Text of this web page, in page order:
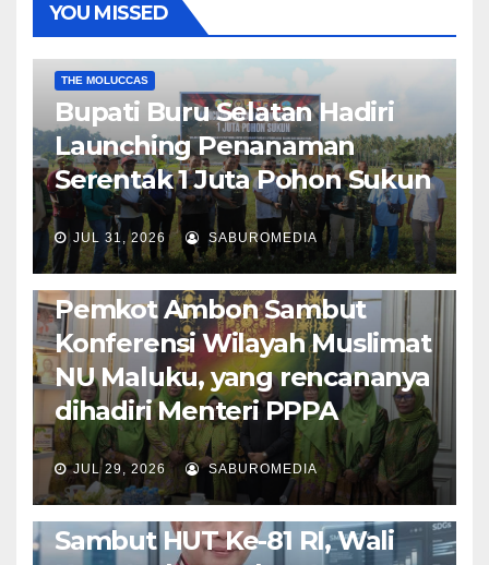
YOU MISSED
THE MOLUCCAS
Bupati Buru Selatan Hadiri
Launching Penanaman
Serentak 1 Juta Pohon Sukun
JUL 31, 2026 SABUROMEDIA
AMBON METRO JURNALISME AKTIVIS
POLITIK & PEMERINTAHAN
Pemkot Ambon Sambut
Konferensi Wilayah Muslimat
NU Maluku, yang rencananya
dihadiri Menteri PPPA
JUL 29, 2026 SABUROMEDIA
AMBON METRO POLITIK & PEMERINTAHAN
Sambut HUT Ke-81 RI, Wali